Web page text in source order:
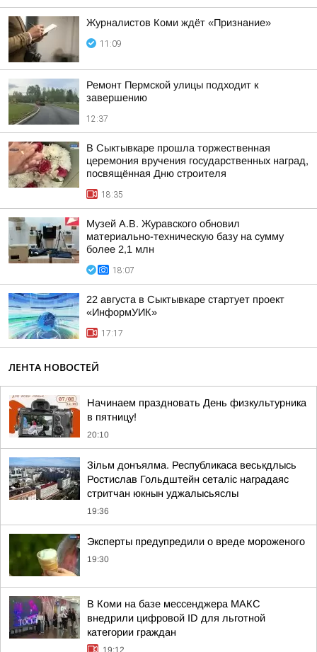
Журналистов Коми ждёт «Признание»
11:09
Ремонт Пермской улицы подходит к
завершению
12:37
В Сыктывкаре прошла торжественная
церемония вручения государственных наград,
посвящённая Дню строителя
18:35
Музей А.В. Журавского обновил
материально-техническую базу на сумму
более 2,1 млн
18:07
22 августа в Сыктывкаре стартует проект
«ИнформУИК»
17:17
ЛЕНТА НОВОСТЕЙ
Начинаем праздновать День физкультурника
в пятницу!
20:10
Зільм донъялма. Республикаса веськдлысь
Ростислав Гольдштейн сеталіс наградаяс
стритчан юкнын уджалысьяслы
19:36
Эксперты предупредили о вреде мороженого
19:30
В Коми на базе мессенджера МАКС
внедрили цифровой ID для льготной
категории граждан
19:12